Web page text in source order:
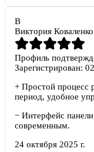
В
Виктория Коваленко
Профиль
Зарегистрирован:
+ Простой процесс
период, удобное
− Интерфейс
современным.
24 октября 2025 г.